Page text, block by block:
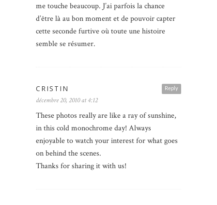
me touche beaucoup. J’ai parfois la chance
d’être là au bon moment et de pouvoir capter
cette seconde furtive où toute une histoire
semble se résumer.
Reply
CRISTIN
décembre 20, 2010 at 4:12
These photos really are like a ray of sunshine,
in this cold monochrome day! Always
enjoyable to watch your interest for what goes
on behind the scenes.
Thanks for sharing it with us!